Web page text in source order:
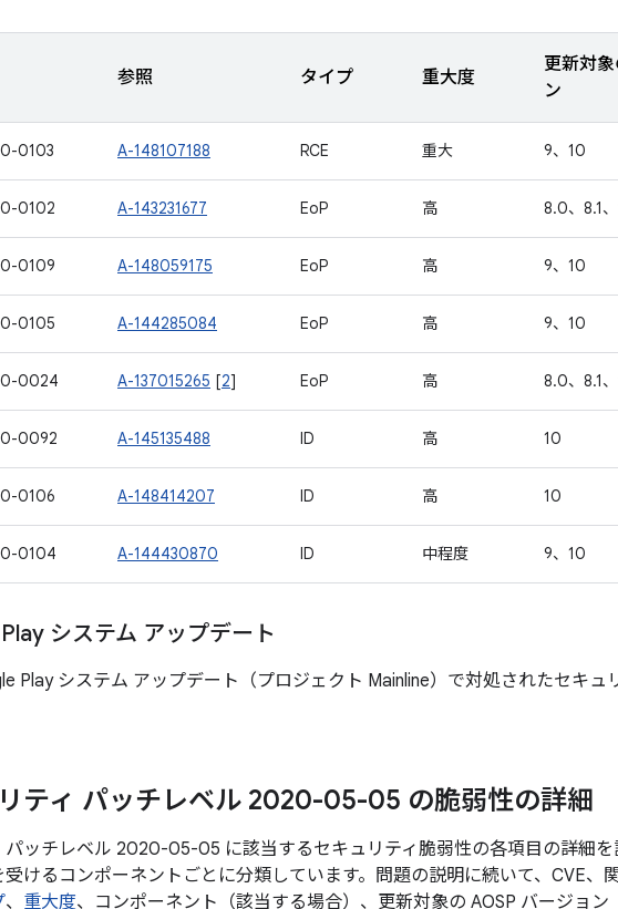
参照 タイプ 重大度
更新対
ン
0103 A-148107188 RCE 重大 9、10
0102 A-143231677 EoP 高 8.0、8.1
0109 A-148059175 EoP 高 9、10
0105 A-144285084 EoP 高 9、10
0024 A-137015265 [2] EoP 高 8.0、8.1
0092 A-145135488 ID 高 10
0106 A-148414207 ID 高 10
0104 A-144430870 ID 中程度 9、10
システム アップデート
Play システム アップデート（プロジェクト Mainline）で対処されたセキュ
ティ パッチレベル 2020-05-05 の脆弱性の詳細
パッチレベル 2020-05-05 に該当するセキュリティ脆弱性の各項目の詳細を
けるコンポーネントごとに分類しています。問題の説明に続いて、CVE、
、 重大度、コンポーネント（該当する場合）、更新対象の AOSP バージョ